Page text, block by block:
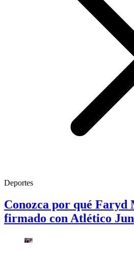
Deportes
Conozca por qué Faryd
firmado con Atlético